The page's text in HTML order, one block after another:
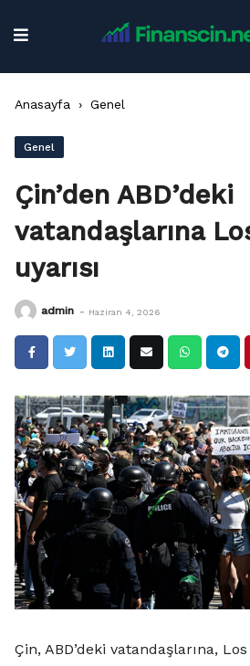
Anasayfa › Genel
Genel
Çin’den ABD’deki
vatandaşlarına
uyarısı
admin - Haziran 4, 2026
Çin, ABD’deki vatandaşlarına,